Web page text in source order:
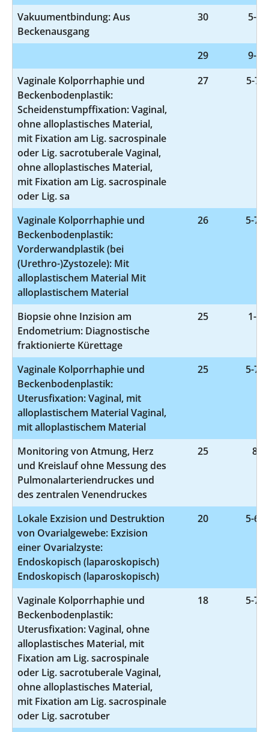
Vakuumentbindung: Aus
Beckenausgang
30 5-
29
9-
Vaginale Kolporrhaphie und
Beckenbodenplastik:
Scheidenstumpffixation: Vaginal,
ohne alloplastisches Material,
mit Fixation am Lig. sacrospinale
oder Lig. sacrotuberale Vaginal,
ohne alloplastisches Material,
mit Fixation am Lig. sacrospinale
oder Lig. sa
27 5-
Vaginale Kolporrhaphie und
Beckenbodenplastik:
Vorderwandplastik (bei
(Urethro-)Zystozele): Mit
alloplastischem Material Mit
alloplastischem Material
26 5-
Biopsie ohne Inzision am
Endometrium: Diagnostische
fraktionierte Kürettage
25 1-
Vaginale Kolporrhaphie und
Beckenbodenplastik:
Uterusfixation: Vaginal, mit
alloplastischem Material Vaginal,
mit alloplastischem Material
25 5-
Monitoring von Atmung, Herz
und Kreislauf ohne Messung des
Pulmonalarteriendruckes und
des zentralen Venendruckes
25 8-
Lokale Exzision und Destruktion
von Ovarialgewebe: Exzision
einer Ovarialzyste:
Endoskopisch (laparoskopisch)
Endoskopisch (laparoskopisch)
20 5-
Vaginale Kolporrhaphie und
Beckenbodenplastik:
Uterusfixation: Vaginal, ohne
alloplastisches Material, mit
Fixation am Lig. sacrospinale
oder Lig. sacrotuberale Vaginal,
ohne alloplastisches Material,
mit Fixation am Lig. sacrospinale
oder Lig. sacrotuber
18 5-